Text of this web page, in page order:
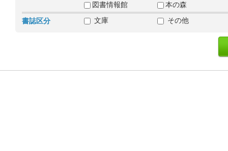
図書情報館
本の森
書誌区分
文庫 その他